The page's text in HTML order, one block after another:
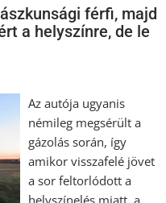
férfi, majd
a helyszínre, de le
Az autója ugyanis
némileg megsérült a
gázolás során, így
amikor visszafelé jövet
a sor feltorlódott a
helyszínelés miatt, a